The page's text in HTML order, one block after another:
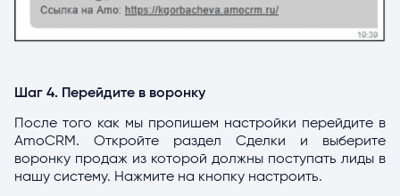
Шаг 4. Перейдите в воронку
После того как мы пропишем настройки перейдите в
AmoCRM. Откройте раздел Сделки и выберите
воронку продаж из которой должны поступать лиды в
нашу систему. Нажмите на кнопку настроить.